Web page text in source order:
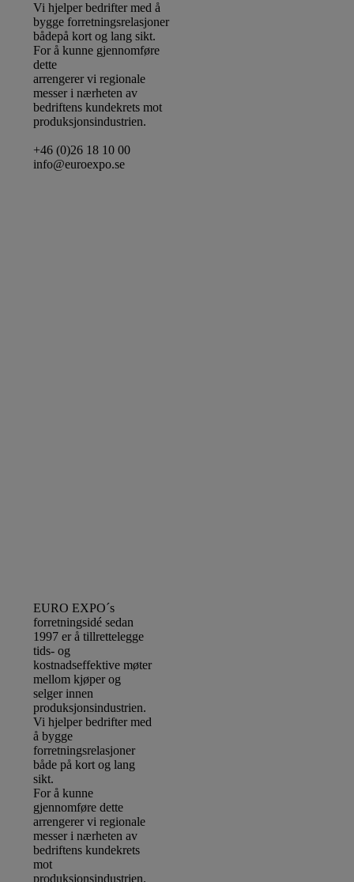
Vi hjelper bedrifter med å
bygge forretningsrelasjoner
bådepå kort og lang sikt.
For å kunne gjennomføre
dette
arrengerer vi regionale
messer i nærheten av
​​​​​​​bedriftens kundekrets mot
produksjonsindustrien.
+46 (0)26 18 10 00
info@euroexpo.se
EURO EXPO´s
forretningsidé sedan
1997 er å tillrettelegge
tids- og
kostnadseffektive møter
mellom kjøper og
selger innen
produksjonsindustrien.
Vi hjelper bedrifter med
å bygge
forretningsrelasjoner
både på kort og lang
sikt.
For å kunne
gjennomføre dette
arrengerer vi regionale
messer i nærheten av
bedriftens kundekrets
mot
produksjonsindustrien.